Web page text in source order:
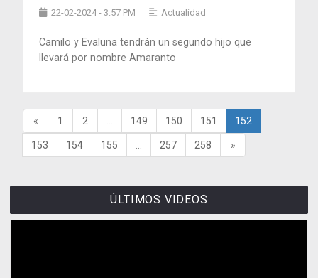
22-02-2024 - 3:57 PM Actualidad
Camilo y Evaluna tendrán un segundo hijo que
llevará por nombre Amaranto
« 1 2 149 150 151 152
153 154 155 257 258 »
ÚLTIMOS VIDEOS